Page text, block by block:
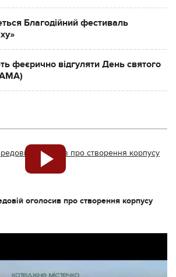
Благодійний фестиваль
феєрично відгуляти День святого
оголосив про створення корпусу